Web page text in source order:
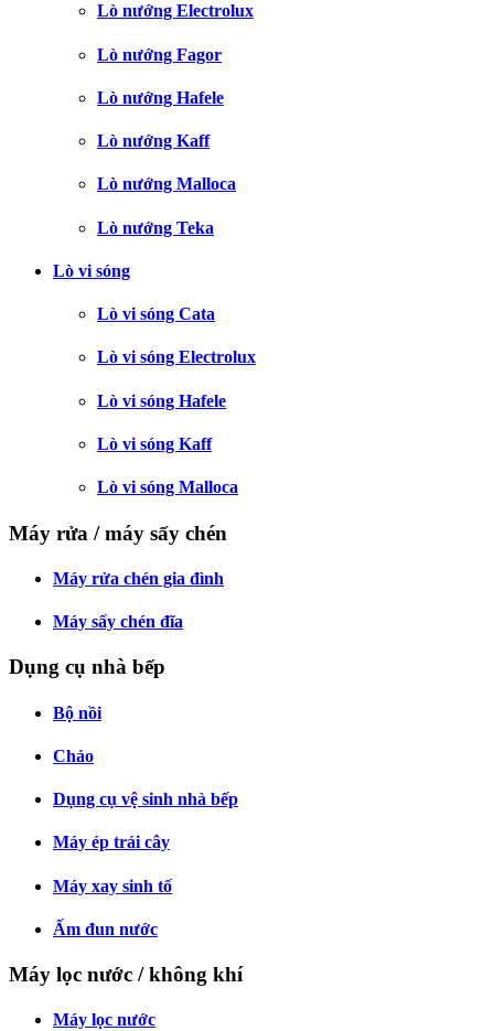
Lò nướng Electrolux
Lò nướng Fagor
Lò nướng Hafele
Lò nướng Kaff
Lò nướng Malloca
Lò nướng Teka
Lò vi sóng
Lò vi sóng Cata
Lò vi sóng Electrolux
Lò vi sóng Hafele
Lò vi sóng Kaff
Lò vi sóng Malloca
Máy rửa / máy sấy chén
Máy rửa chén gia đình
Máy sấy chén đĩa
Dụng cụ nhà bếp
Bộ nồi
Chảo
Dụng cụ vệ sinh nhà bếp
Máy ép trái cây
Máy xay sinh tố
Ấm đun nước
Máy lọc nước / không khí
Máy lọc nước